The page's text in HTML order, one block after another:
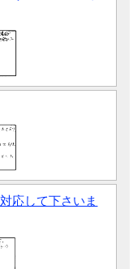
応して下さいま